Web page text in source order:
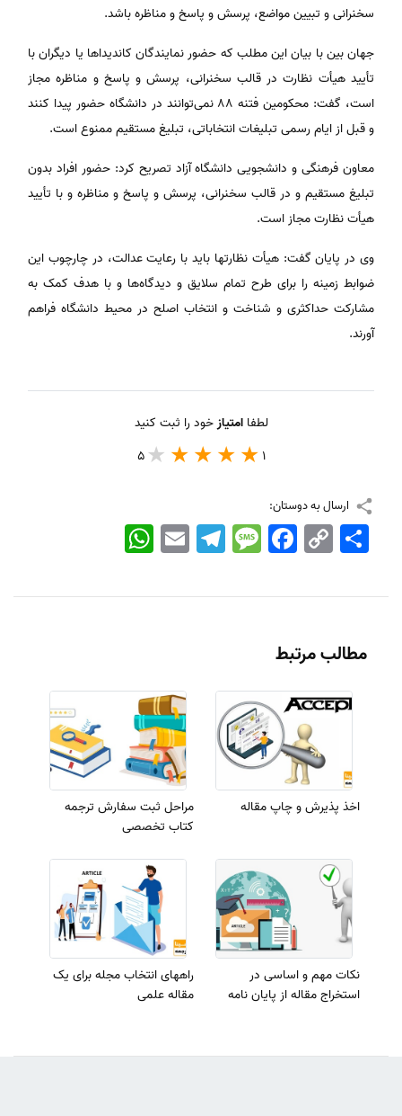
سخنرانی و تبیین مواضع، پرسش و پاسخ و مناظره باشد.
جهان بین با بیان این مطلب که حضور نمایندگان کاندیداها یا دیگران با
تأیید هیأت نظارت در قالب سخنرانی، پرسش و پاسخ و مناظره مجاز
است، گفت: محکومین فتنه 88 نمی‌توانند در دانشگاه حضور پیدا کنند
و قبل از ایام رسمی تبلیغات انتخاباتی، تبلیغ مستقیم ممنوع است.
معاون فرهنگی و دانشجویی دانشگاه آزاد تصریح کرد: حضور افراد بدون
تبلیغ مستقیم و در قالب سخنرانی، پرسش و پاسخ و مناظره و با تأیید
هیأت نظارت مجاز است.
وی در پایان گفت: هیأت نظارتها باید با رعایت عدالت، در چارچوب این
ضوابط زمینه را برای طرح تمام سلایق و دیدگاه‌ها و با هدف کمک به
مشارکت حداکثری و شناخت و انتخاب اصلح در محیط دانشگاه فراهم
آورند.
لطفاامتیازخود را ثبت کنید
1
5
ارسال به دوستان:
WhatsApp EmailTelegramMessageFacebook Copy
Link
اشتراک
مطالب مرتبط
اخذ پذیرش و چاپ مقاله
مراحل ثبت سفارش ترجمه
کتاب تخصصی
نکات مهم و اساسی در
استخراج مقاله از پایان نامه
راههای انتخاب مجله برای یک
مقاله علمی